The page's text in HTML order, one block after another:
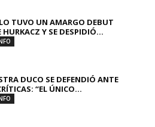
TUVO UN AMARGO DEBUT
HURKACZ Y SE DESPIDIÓ...
DUCO SE DEFENDIÓ ANTE
“EL ÚNICO...